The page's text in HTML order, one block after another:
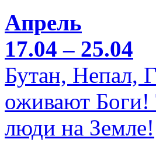
Апрель
17.04 – 25.04
Бутан, Непал,
оживают Боги!
люди на Земле!